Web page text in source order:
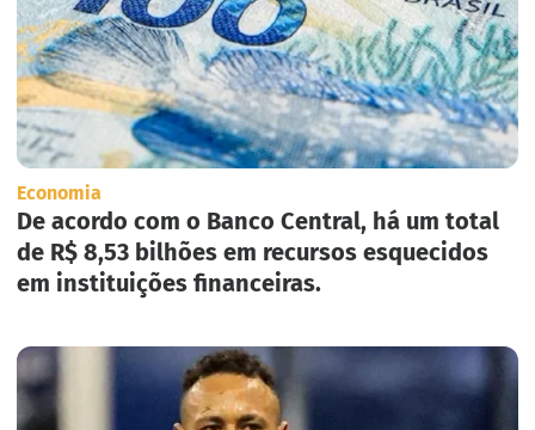
Economia
De acordo com o Banco Central, há um total
de R$ 8,53 bilhões em recursos esquecidos
em instituições financeiras.